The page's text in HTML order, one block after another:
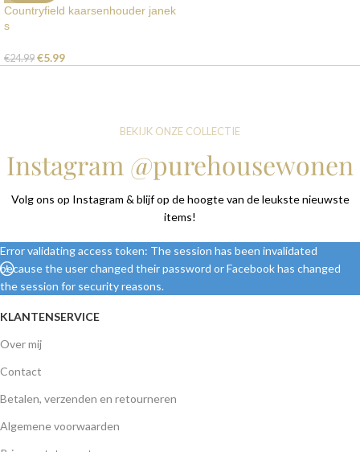
Countryfield kaarsenhouder janek
s
€24.99 €5.99
BEKIJK ONZE COLLECTIE
Instagram @purehousewonen
Volg ons op Instagram & blijf op de hoogte van de leukste nieuwste
items!
Error validating access token: The session has been invalidated
because the user changed their password or Facebook has changed
the session for security reasons.
KLANTENSERVICE
Over mij
Contact
Betalen, verzenden en retourneren
Algemene voorwaarden